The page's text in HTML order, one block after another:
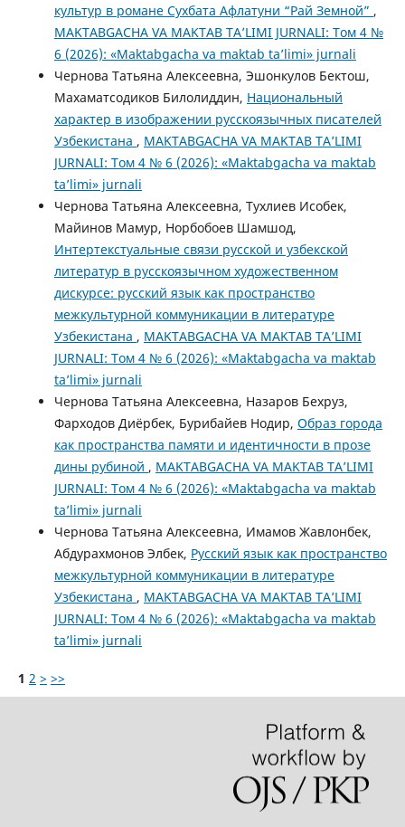
культур в романе Сухбата Афлатуни “Рай Земной” ,
MAKTABGACHA VA MAKTAB TA’LIMI JURNALI: Том 4 №
6 (2026): «Maktabgacha va maktab ta’limi» jurnali
Чернова Татьяна Алексеевна, Эшонкулов Бектoш,
Махаматсодиков Билолиддин, Национальный
характер в изображении русскоязычных писателей
Узбекистана , MAKTABGACHA VA MAKTAB TA’LIMI
JURNALI: Том 4 № 6 (2026): «Maktabgacha va maktab
ta’limi» jurnali
Чернова Татьяна Алексеевна, Тухлиев Исобек,
Майинов Мамур, Норбобоев Шамшод,
Интертекстуальные связи русской и узбекской
литератур в русскоязычном художественном
дискурсе: русский язык как пространство
межкультурной коммуникации в литературе
Узбекистана , MAKTABGACHA VA MAKTAB TA’LIMI
JURNALI: Том 4 № 6 (2026): «Maktabgacha va maktab
ta’limi» jurnali
Чернова Татьяна Алексеевна, Назаров Бехруз,
Фарходов Диёрбек, Бурибайев Нодир, Образ города
как пространства памяти и идентичности в прозе
дины рубиной , MAKTABGACHA VA MAKTAB TA’LIMI
JURNALI: Том 4 № 6 (2026): «Maktabgacha va maktab
ta’limi» jurnali
Чернова Татьяна Алексеевна, Имамов Жавлонбек,
Абдурахмонов Элбек, Русский язык как пространство
межкультурной коммуникации в литературе
Узбекистана , MAKTABGACHA VA MAKTAB TA’LIMI
JURNALI: Том 4 № 6 (2026): «Maktabgacha va maktab
ta’limi» jurnali
1 2 > >>